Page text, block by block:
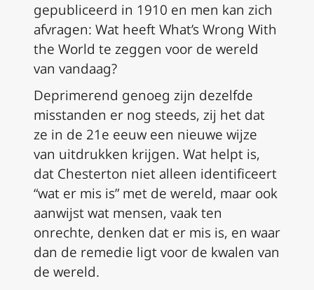
gepubliceerd in 1910 en men kan zich
afvragen: Wat heeftWhat’s Wrong With
the World te zeggen voor de wereld
van vandaag?
Deprimerend genoeg zijn dezelfde
misstanden er nog steeds, zij het dat
ze in de 21e eeuw een nieuwe wijze
van uitdrukken krijgen. Wat helpt is,
dat Chesterton niet alleen identificeert
“wat er mis is” met de wereld, maar ook
aanwijst wat mensen, vaak ten
onrechte, denken dat er mis is, en waar
dan de remedie ligt voor de kwalen van
de wereld.